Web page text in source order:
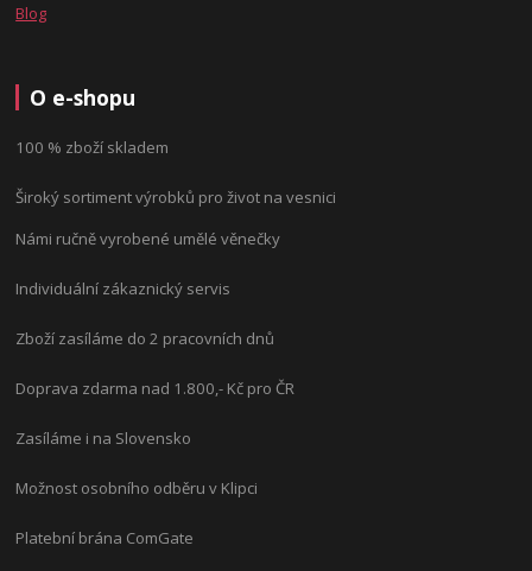
Blog
O e-shopu
100 % zboží skladem
Široký sortiment výrobků pro život na vesnici
Námi ručně vyrobené umělé věnečky
Individuální zákaznický servis
Zboží zasíláme do 2 pracovních dnů
Doprava zdarma nad 1.800,- Kč pro ČR
Zasíláme i na Slovensko
Možnost osobního odběru v Klipci
Platební brána ComGate